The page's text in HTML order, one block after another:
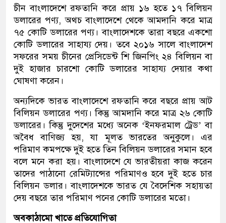
চীন বাংলাদেশে রফতানি করে প্রায় ১৬ হতে ১৭ বিলিয়ন
ডলারের পণ্য, অথচ বাংলাদেশে থেকে আমদানি করে মাত্র
৭৫ কোটি ডলারের পণ্য। বাংলাদেশকে তারা বছরে একশো
কোটি ডলারের সাহায্য দেয়। তবে ২০১৬ সালে বাংলাদেশ
সফরের সময় চীনের প্রেসিডেন্ট শি জিনপিং ২৪ বিলিয়ন বা
দুই হাজার চারশো কোটি ডলারের সাহায্য দেয়ার কথা
ঘোষণা করেন।
অন্যদিকে ভারত বাংলাদেশে রফতানি করে বছরে প্রায় আট
বিলিয়ন ডলারের পণ্য। কিন্তু আমদানি করে মাত্র ২৬ কোটি
ডলারের। কিন্তু দুদেশের মধ্যে অনেক ‘ইনফরমাল ট্রেড’ বা
অবৈধ বাণিজ্য হয়, যা মূলত ভারতের অনুকুলে। এর
পরিমাণ কমপক্ষে দুই হতে তিন বিলিয়ন ডলারের সমান হবে
বলে মনে করা হয়। বাংলাদেশে যে ভারতীয়রা কাজ করেন
তাদের পাঠানো রেমিট্যান্সের পরিমাণও হবে দুই হতে চার
বিলিয়ন ডলার। বাংলাদেশকে ভারত যে বৈদেশিক সহায়তা
দেয় বছরে তার পরিমাণ পনের কোটি ডলারের মতো।
অবকাঠামো খাতে প্রতিযোগিতা